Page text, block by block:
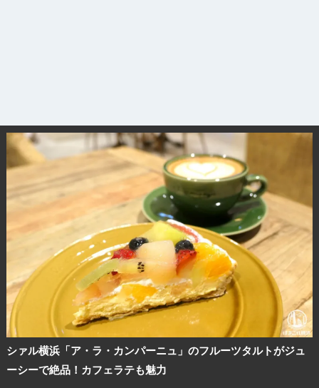
シァル横浜「ア・ラ・カンパーニュ」のフルーツタルトがジュ
ーシーで絶品！カフェラテも魅力